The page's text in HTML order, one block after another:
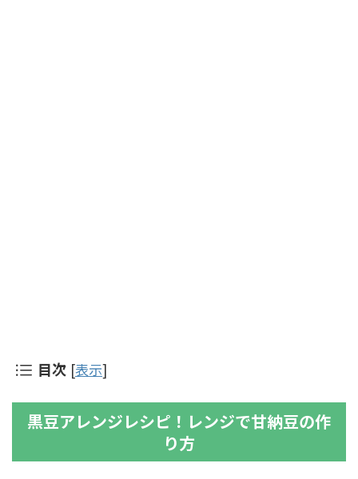
目次 [表示]
黒豆アレンジレシピ！レンジで甘納豆の作
り方